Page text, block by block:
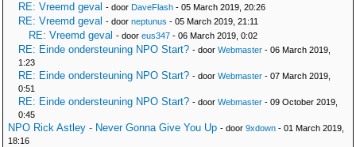
RE: Vreemd geval - door DaveFlash - 05 March 2019, 20:26
RE: Vreemd geval - door neptunus - 05 March 2019, 21:11
RE: Vreemd geval - door eus347 - 06 March 2019, 0:02
RE: Einde ondersteuning NPO Start? - door Webmaster - 06 March 2019,
1:23
RE: Einde ondersteuning NPO Start? - door Webmaster - 07 March 2019,
0:51
RE: Einde ondersteuning NPO Start? - door Webmaster - 09 October 2019,
0:45
NPO Rick Astley - Never Gonna Give You Up - door 9xdown - 01 March 2019,
18:16